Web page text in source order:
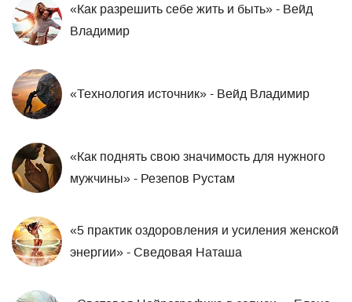
«Как разрешить себе жить и быть» - Вейд
Владимир
«Технология источник» - Вейд Владимир
«Как поднять свою значимость для нужного
мужчины» - Резепов Рустам
«5 практик оздоровления и усиления женской
энергии» - Сведовая Наташа